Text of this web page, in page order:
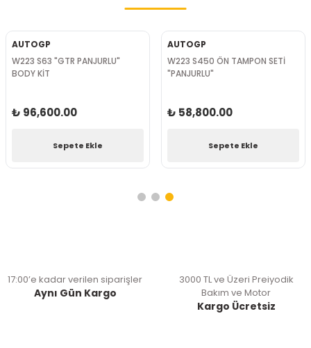
AUTOGP
W223 S63 "GTR PANJURLU"
BODY KİT
₺ 96,600.00
Sepete Ekle
AUTOGP
W223 S450 ÖN TAMPON SETİ
"PANJURLU"
₺ 58,800.00
Sepete Ekle
17:00’e kadar verilen siparişler
Aynı Gün Kargo
3000 TL ve Üzeri Preiyodik
Bakım ve Motor
Kargo Ücretsiz